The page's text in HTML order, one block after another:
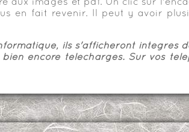
aux images et pdf. Un clic sur
en fait revenir. Il peut y avoir
ils s'afficheront intégrés
encore téléchargés. Sur vos